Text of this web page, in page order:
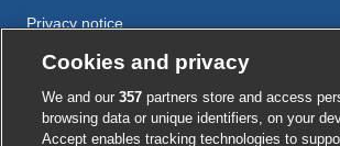
Privacy notice
Cookie policy
Accessibility
Cookies and privacy
We and our357 partners store and access
browsing data or unique identifiers, on your
Accept enables tracking technologies to